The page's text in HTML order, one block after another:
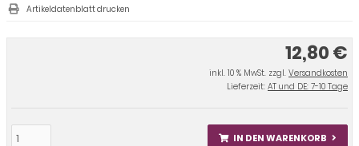
12,80 €
inkl. 10 % MwSt. zzgl. Versandkosten
Lieferzeit: AT und DE: 7-10 Tage
IN DEN WARENKORB
Artikeldatenblatt drucken